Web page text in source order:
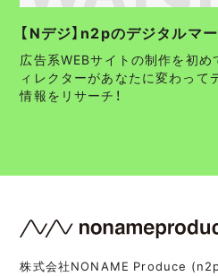
【Nデジ】n2pのデジタルマ
広告系WEBサイトの制作を初
ィレクターがあなたに変わって
情報をリサーチ！
株式会社NONAME Produce